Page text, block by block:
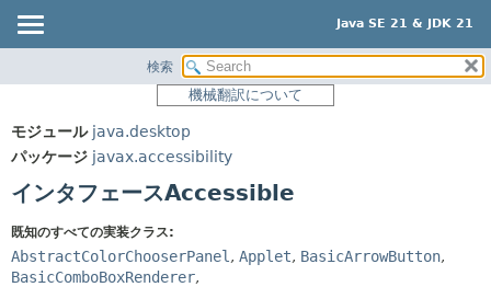
Java SE 21 & JDK 21
パッケージ
使用
ツリー
プレビュー
サマリー:
ネスト済
メソッド
詳細:
検索
機械翻訳について
モジュール java.desktop
パッケージ javax.accessibility
インタフェースAccessible
既知のすべての実装クラス:
AbstractColorChooserPanel , Applet, BasicArrowButton,
BasicComboBoxRenderer,